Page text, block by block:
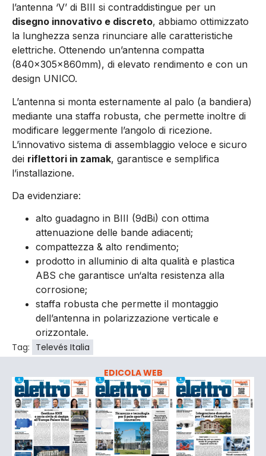
l’antenna ‘V’ di BIII si contraddistingue per un
disegno innovativo e discreto, abbiamo ottimizzato
la lunghezza senza rinunciare alle caratteristiche
elettriche. Ottenendo un’antenna compatta
(840x305x860mm), di elevato rendimento e con un
design UNICO.
L’antenna si monta esternamente al palo (a bandiera)
mediante una staffa robusta, che permette inoltre di
modificare leggermente l’angolo di ricezione.
L’innovativo sistema di assemblaggio veloce e sicuro
dei riflettori in zamak, garantisce e semplifica
l’installazione.
Da evidenziare:
alto guadagno in BIII (9dBi) con ottima
attenuazione delle bande adiacenti;
compattezza & alto rendimento;
prodotto in alluminio di alta qualità e plastica
ABS che garantisce un‘alta resistenza alla
corrosione;
staffa robusta che permette il montaggio
dell’antenna in polarizzazione verticale e
orizzontale.
Tag: Televés Italia
EDICOLA WEB